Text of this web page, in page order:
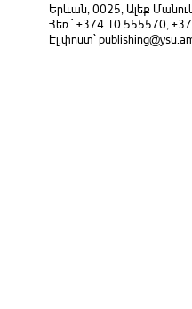
Երևան, 0025, Ալեք
Հեռ.` +374 10 555570,
Էլ.փոստ`